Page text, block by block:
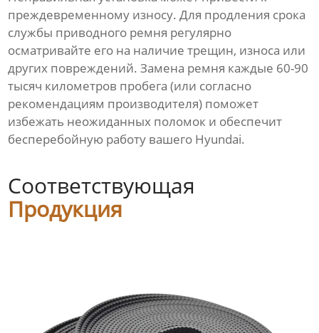
преждевременному износу. Для продления срока
службы приводного ремня регулярно
осматривайте его на наличие трещин, износа или
других повреждений. Замена ремня каждые 60-90
тысяч километров пробега (или согласно
рекомендациям производителя) поможет
избежать неожиданных поломок и обеспечит
бесперебойную работу вашего Hyundai.
Соответствующая
Продукция